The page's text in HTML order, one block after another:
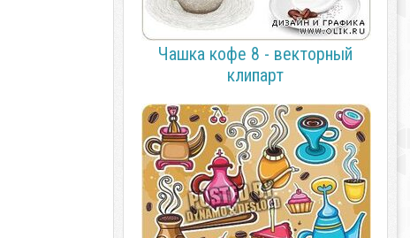
Чашка кофе 8 - векторный
клипарт